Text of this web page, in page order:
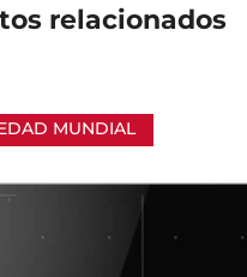
relacionados
MUNDIAL